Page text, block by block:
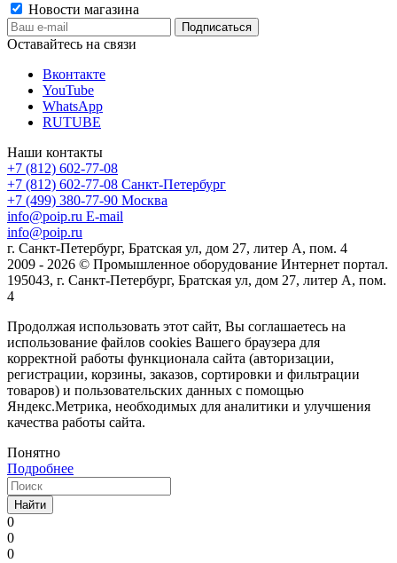
Новости магазина
Оставайтесь на связи
Вконтакте
YouTube
WhatsApp
RUTUBE
Наши контакты
+7 (812) 602-77-08
+7 (812) 602-77-08 Санкт-Петербург
+7 (499) 380-77-90 Москва
info@poip.ru E-mail
info@poip.ru
г. Санкт-Петербург, Братская ул, дом 27, литер А, пом. 4
2009 - 2026 © Промышленное оборудование Интернет портал.
195043, г. Санкт-Петербург, Братская ул, дом 27, литер А, пом.
4
Продолжая использовать этот сайт, Вы соглашаетесь на
использование файлов cookies Вашего браузера для
корректной работы функционала сайта (авторизации,
регистрации, корзины, заказов, сортировки и фильтрации
товаров) и пользовательских данных с помощью
Яндекс.Метрика, необходимых для аналитики и улучшения
качества работы сайта.
Понятно
Подробнее
Найти
0
0
0